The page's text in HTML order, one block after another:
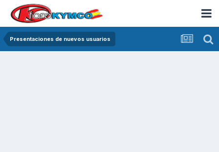
Presentaciones de nuevos usuarios